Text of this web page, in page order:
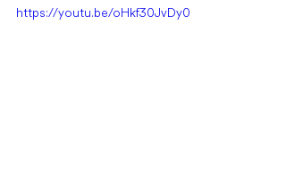
https://youtu.be/oHkf30JvDy0